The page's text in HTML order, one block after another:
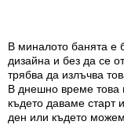
В миналото банята е
дизайна и без да се
трябва да излъчва
В днешно време това
където даваме старт
ден или където